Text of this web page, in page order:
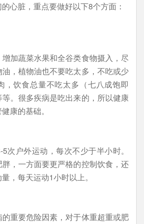
心脏，重点要做好以下8个方面：
加蔬菜水果和全谷类食物摄入，尽
，植物油也不要吃太多，不吃或少
，饮食总量不吃太多（七八成饱即
。很多疾病是吃出来的，所以健康
康的基础。
次户外运动，每次不少于半小时。
，一方面要更严格的控制饮食，还
，每天运动1小时以上。
重要危险因素，对于体重超重或肥